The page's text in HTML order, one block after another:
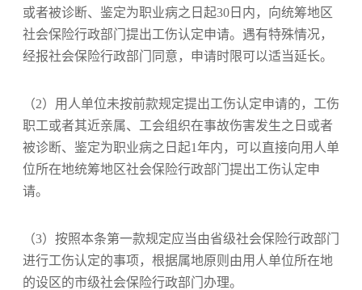
或者被诊断、鉴定为职业病之日起30日内，向统筹地区
社会保险行政部门提出工伤认定申请。遇有特殊情况，
经报社会保险行政部门同意，申请时限可以适当延长。
（2）用人单位未按前款规定提出工伤认定申请的，工伤
职工或者其近亲属、工会组织在事故伤害发生之日或者
被诊断、鉴定为职业病之日起1年内，可以直接向用人单
位所在地统筹地区社会保险行政部门提出工伤认定申
请。
（3）按照本条第一款规定应当由省级社会保险行政部门
进行工伤认定的事项，根据属地原则由用人单位所在地
的设区的市级社会保险行政部门办理。